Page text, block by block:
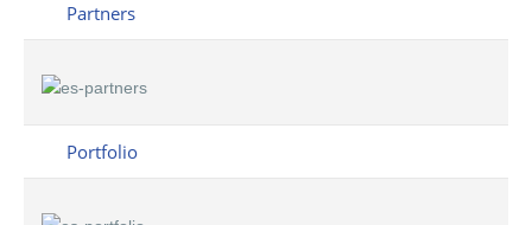
Partners
Portfolio